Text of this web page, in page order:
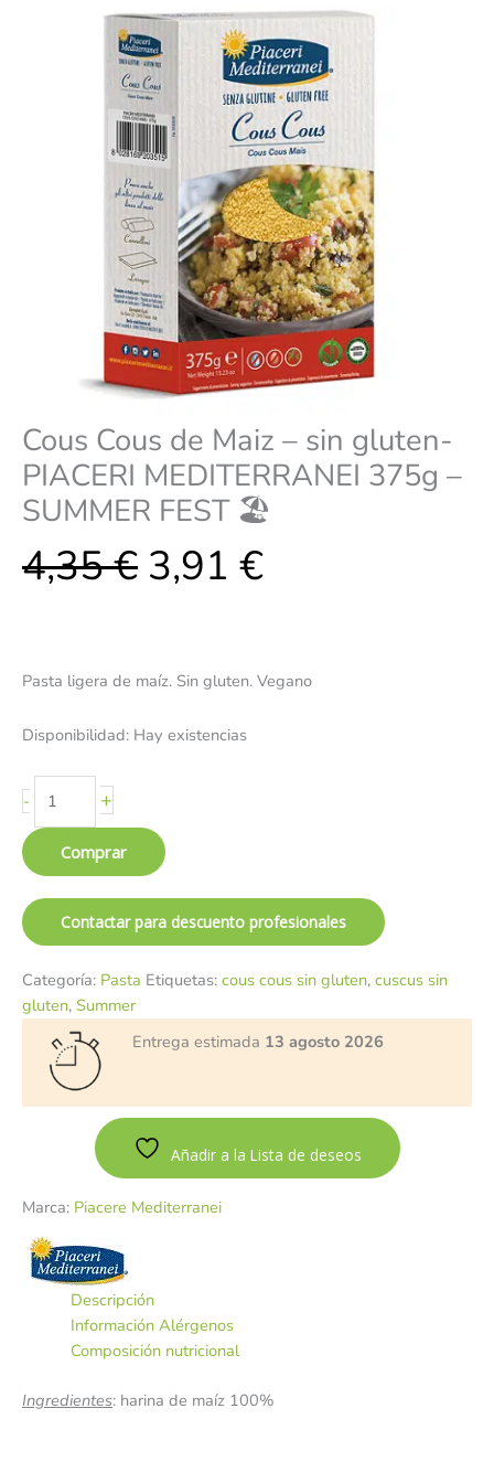
Cous Cous de Maiz – sin gluten-
PIACERI MEDITERRANEI 375g –
SUMMER FEST 🏖️
4,35€
era:
4,35 €.
3,91 €
es:
3,91 €.
Pasta ligera de maíz. Sin gluten. Vegano
Disponibilidad: Hay existencias
-
MEDITERRANEI
+
Comprar
Contactar para descuento profesionales
Categoría: Pasta Etiquetas: cous cous sin gluten, cuscus sin
gluten, Summer
Entrega estimada 13 agosto 2026
Añadir a la Lista de deseos
Marca: Piacere Mediterranei
Descripción
Información Alérgenos
Composición nutricional
Ingredientes: harina de maíz 100%